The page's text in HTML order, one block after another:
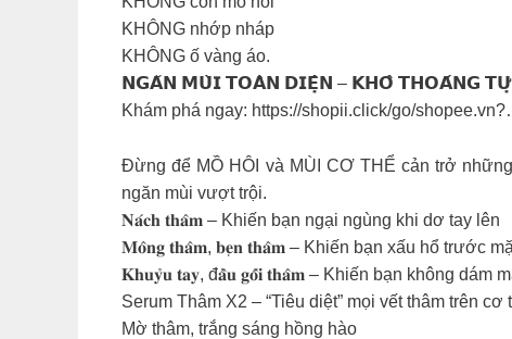
KHÔNG nhớp nháp
KHÔNG ố vàng áo.
𝗡𝗚𝗔̆𝗡 𝗠𝗨̀𝗜 𝗧𝗢𝗔̀𝗡 𝗗𝗜𝗘̣̂𝗡 – 𝗞𝗛𝗢̂ 𝗧𝗛𝗢𝗔́𝗡𝗚 𝗧𝗨̛̣
Khám phá ngay: https://shopii.click/go/
Đừng để MỒ HÔI và MÙI CƠ THỂ cản trở
ngăn mùi vượt trội.
𝐍𝐚́𝐜𝐡 𝐭𝐡𝐚̂𝐦 – Khiến bạn ngại ngùng khi dơ tay lên
𝐌𝐨̂𝐧𝐠 𝐭𝐡𝐚̂𝐦, 𝐛𝐞̣𝐧 𝐭𝐡𝐚̂𝐦 – Khiến bạn xấu hổ trước
𝐊𝐡𝐮𝐲̉𝐮 𝐭𝐚𝐲, đ𝐚̂̀𝐮 𝐠𝐨̂́𝐢 𝐭𝐡𝐚̂𝐦 – Khiến bạn không dám
Serum Thâm X2 – “Tiêu diệt” mọi vết thâm trên cơ
Mờ thâm, trắng sáng hồng hào